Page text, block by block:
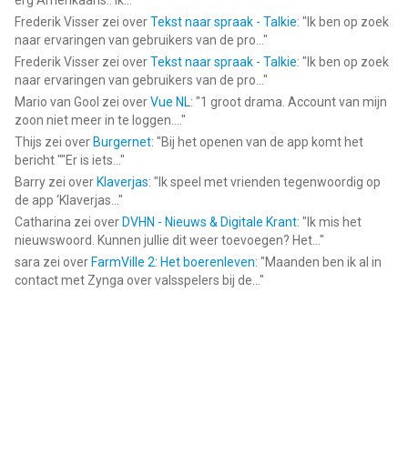
Frederik Visser zei overTekst naar spraak - Talkie: " Ik ben op zoek
naar ervaringen van gebruikers van de pro... "
Frederik Visser zei overTekst naar spraak - Talkie: " Ik ben op zoek
naar ervaringen van gebruikers van de pro... "
Mario van Gool zei overVue NL: "1 groot drama. Account van mijn
zoon niet meer in te loggen.... "
Thijs zei over Burgernet: "Bij het openen van de app komt het
bericht ""Er is iets... "
Barry zei over Klaverjas: " Ik speel met vrienden tegenwoordig op
de app ‘Klaverjas... "
Catharina zei over DVHN - Nieuws & Digitale Krant: " Ik mis het
nieuwswoord. Kunnen jullie dit weer toevoegen? Het... "
sara zei over FarmVille 2: Het boerenleven: "Maanden ben ik al in
contact met Zynga over valsspelers bij de... "